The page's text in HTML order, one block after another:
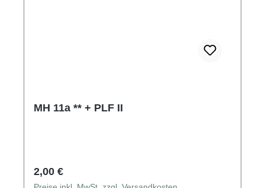
MH 11a ** + PLF II
Regulärer Preis:
2,00 €